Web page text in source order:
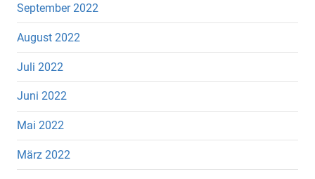
September 2022
August 2022
Juli 2022
Juni 2022
Mai 2022
März 2022